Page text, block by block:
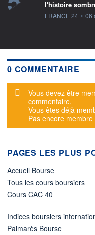
l'histoire
information
FRANCE 24 • 06
0 COMMENTAIRE
Message d'alerte
Vous devez être
commentaire.
Vous êtes déjà
Pas encore membre
PAGES LES PLUS
Accueil Bourse
Tous les cours boursiers
Cours CAC 40
Indices boursiers
Palmarès Bourse